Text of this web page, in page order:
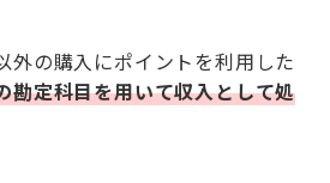
外の購入にポイントを利用した
勘定科目を用いて収入として処